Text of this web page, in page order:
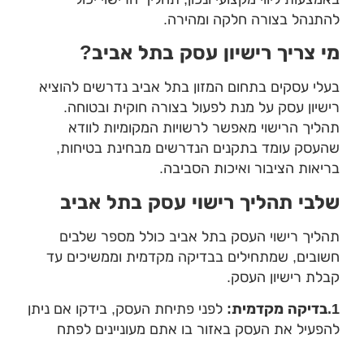
בצורה חלקה ומהירה.
צריך רישיון עסק בתל אביב?
עסקים בתחום המזון בתל אביב נדרשים להוציא
עסק על מנת לפעול בצורה חוקית ובטוחה.
הרישוי מאפשר לרשויות המקומיות לוודא
עומד בתקנים הנדרשים מבחינת בטיחות,
הציבור ואיכות הסביבה.
תהליך רישוי עסק בתל אביב
רישוי העסק בתל אביב כולל מספר שלבים
שמתחילים בבדיקה מקדמית וממשיכים עד
רישיון העסק.
לפני פתיחת העסק, בידקו אם ניתן
את העסק באזור בו אתם מעוניינים לפתח